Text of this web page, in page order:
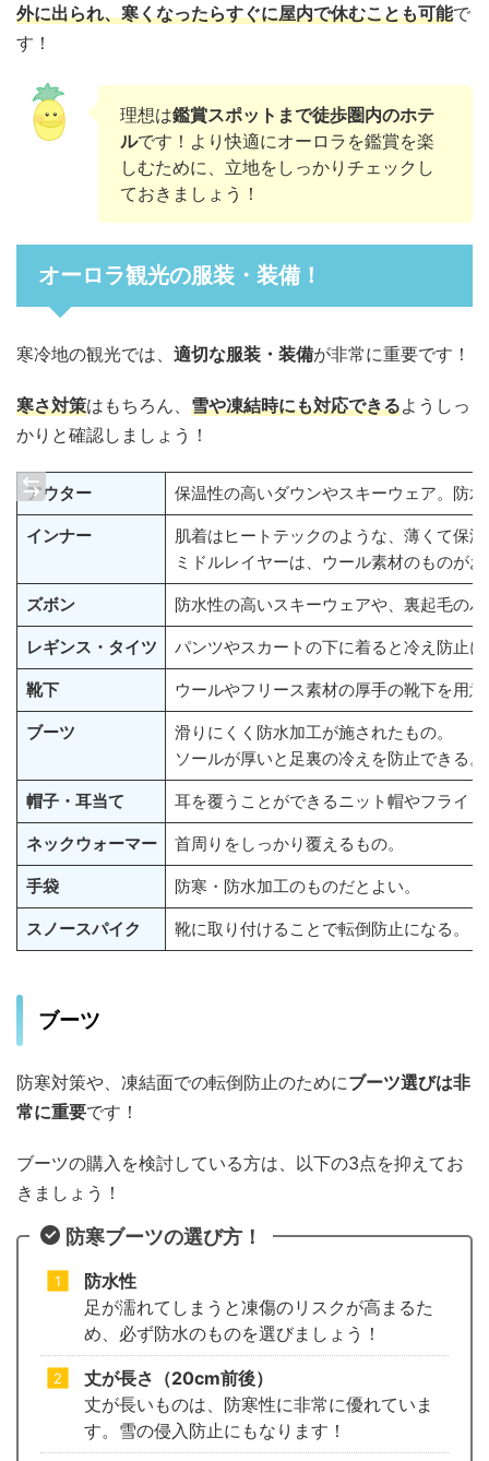
外に出られ、寒くなったらすぐに屋内で休むことも可能で
す！
理想は鑑賞スポットまで徒歩圏内のホテ
ルです！より快適にオーロラを鑑賞を楽
しむために、立地をしっかりチェックし
ておきましょう！
オーロラ観光の服装・装備！
寒冷地の観光では、 適切な服装・装備が非常に重要です！
寒さ対策はもちろん、 雪や凍結時にも対応できるようしっ
かりと確認しましょう！
アウター 保温性の高いダウンやスキーウェア。防
インナー
肌着はヒートテックのような、薄くて保
ミドルレイヤーは、ウール素材のものが
ズボン 防水性の高いスキーウェアや、裏起毛の
レギンス・タイツ パンツやスカートの下に着ると冷え防止
靴下 ウールやフリース素材の厚手の靴下を用意
ブーツ
滑りにくく防水加工が施されたもの。
ソールが厚いと足裏の冷えを防止できる。
帽子・耳当て 耳を覆うことができるニット帽やフライ
ネックウォーマー 首周りをしっかり覆えるもの。
手袋 防寒・防水加工のものだとよい。
スノースパイク 靴に取り付けることで転倒防止になる。
ブーツ
防寒対策や、凍結面での転倒防止のためにブーツ選びは非
常に重要です！
ブーツの購入を検討している方は、以下の3点を抑えてお
きましょう！
防寒ブーツの選び方！
防水性
足が濡れてしまうと凍傷のリスクが高まるた
め、必ず防水のものを選びましょう！
丈が長さ（20cm前後）
丈が長いものは、防寒性に非常に優れていま
す。雪の侵入防止にもなります！